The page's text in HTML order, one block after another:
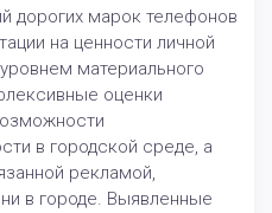
дорогих марок телефонов
на ценности личной
материального
оценки
в городской среде, а
рекламой,
в городе. Выявленные